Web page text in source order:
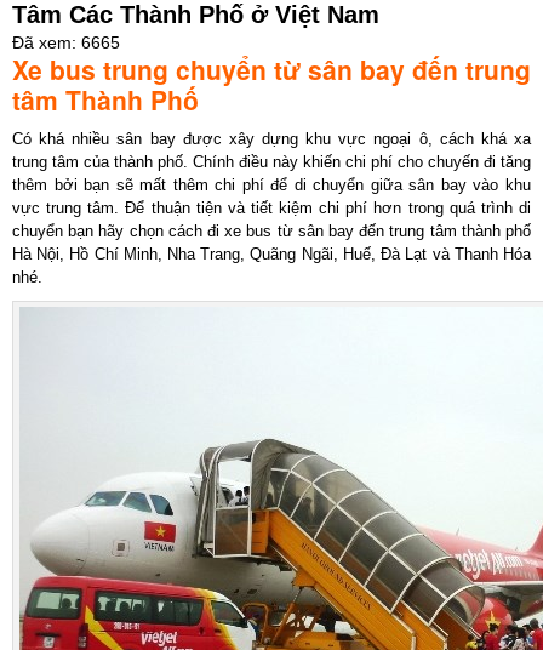
Tâm Các Thành Phố ở Việt Nam
Đã xem: 6665
Xe bus trung chuyển từ sân bay đến trung
tâm Thành Phố
Có khá nhiều sân bay được xây dựng khu vực ngoại ô, cách khá xa
trung tâm của thành phố. Chính điều này khiến chi phí cho chuyến đi tăng
thêm bởi bạn sẽ mất thêm chi phí để di chuyển giữa sân bay vào khu
vực trung tâm. Để thuận tiện và tiết kiệm chi phí hơn trong quá trình di
chuyển bạn hãy chọn cách đi xe bus từ sân bay đến trung tâm thành phố
Hà Nội, Hồ Chí Minh, Nha Trang, Quãng Ngãi, Huế, Đà Lạt và Thanh Hóa
nhé.